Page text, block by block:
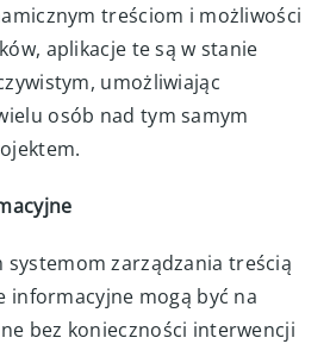
treściom i możliwości
aplikacje te są w stanie
umożliwiając
osób nad tym samym
systemom zarządzania treścią
informacyjne mogą być na
bez konieczności interwencji